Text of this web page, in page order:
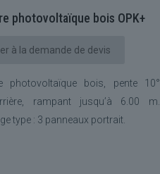
photovoltaïque bois OPK+
à la demande de devis
photovoltaïque bois, pente 10°
rampant jusqu’à 6.00 m.
type : 3 panneaux portrait.